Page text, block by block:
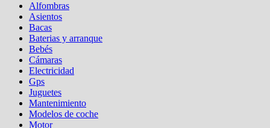
Alfombras
Asientos
Bacas
Baterias y arranque
Bebés
Cámaras
Electricidad
Gps
Juguetes
Mantenimiento
Modelos de coche
Motor